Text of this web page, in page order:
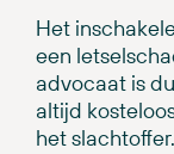
Het
een
advocaat is
altijd
het slachtoffer.